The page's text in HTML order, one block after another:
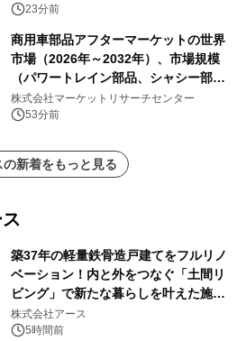
を発表
23分前
商用車部品アフターマーケットの世界
市場（2026年～2032年）、市場規模
（パワートレイン部品、シャシー部
品、ボディ・キャビン部品、電気・電
子部品、インテリア・快適性部品）・
株式会社マーケットリサーチセンター
53分前
の新着をもっと見る
築37年の軽量鉄骨造戸建てをフルリノ
ベーション！内と外をつなぐ「土間リ
ビング」で新たな暮らしを叶えた施工
事例を株式会社アースが公開
株式会社アース
5時間前